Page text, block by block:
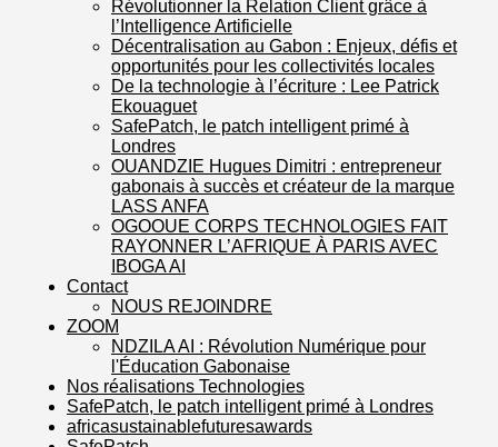
Révolutionner la Relation Client grâce à
l’Intelligence Artificielle
Décentralisation au Gabon : Enjeux, défis et
opportunités pour les collectivités locales
De la technologie à l’écriture : Lee Patrick
Ekouaguet
SafePatch, le patch intelligent primé à
Londres
OUANDZIE Hugues Dimitri : entrepreneur
gabonais à succès et créateur de la marque
LASS ANFA
OGOOUE CORPS TECHNOLOGIES FAIT
RAYONNER L’AFRIQUE À PARIS AVEC
IBOGA AI
Contact
NOUS REJOINDRE
ZOOM
NDZILA AI : Révolution Numérique pour
l'Éducation Gabonaise
Nos réalisations Technologies
SafePatch, le patch intelligent primé à Londres
africasustainablefuturesawards